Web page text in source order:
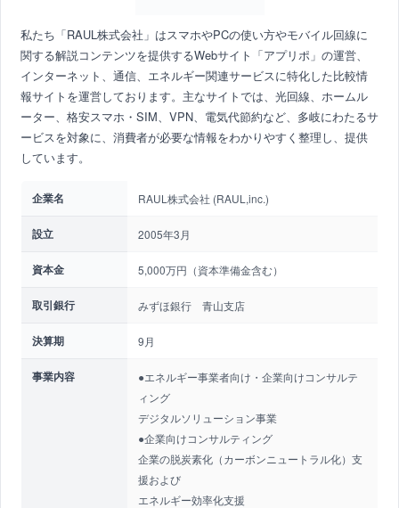
私たち「RAUL株式会社」はスマホやPCの使い方やモバイル回線に
関する解説コンテンツを提供するWebサイト「アプリポ」の運営、
インターネット、通信、エネルギー関連サービスに特化した比較情
報サイトを運営しております。主なサイトでは、光回線、ホームル
ーター、格安スマホ・SIM、VPN、電気代節約など、多岐にわたるサ
ービスを対象に、消費者が必要な情報をわかりやすく整理し、提供
しています。
企業名 RAUL株式会社 (RAUL,inc.)
設立 2005年3月
資本金 5,000万円（資本準備金含む）
取引銀行 みずほ銀行 青山支店
決算期 9月
事業内容
●エネルギー事業者向け・企業向けコンサルテ
ィング
デジタルソリューション事業
●企業向けコンサルティング
企業の脱炭素化（カーボンニュートラル化）支
援および
エネルギー効率化支援